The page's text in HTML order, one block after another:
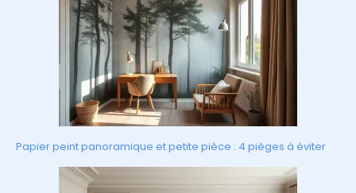
Papier peint panoramique et petite pièce : 4 pièges à éviter